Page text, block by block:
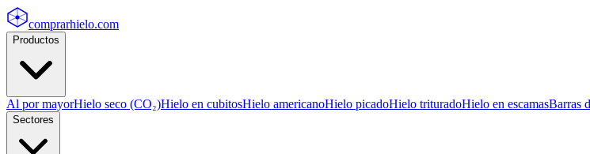
comprarhielo.com
Productos
Al por mayorHielo seco (CO₂)Hielo en cubitosHielo americanoHielo picadoHielo trituradoHielo en escamasBarras
Sectores